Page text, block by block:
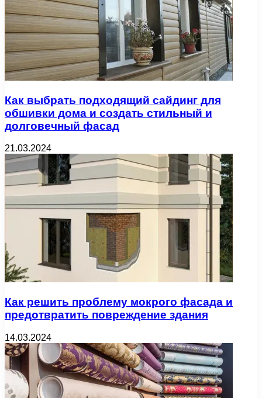
Как выбрать подходящий сайдинг для
обшивки дома и создать стильный и
долговечный фасад
21.03.2024
Как решить проблему мокрого фасада и
предотвратить повреждение здания
14.03.2024